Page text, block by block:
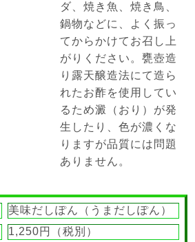
ダ、焼き魚、焼き鳥、
鍋物などに、よく振っ
てからかけてお召し上
がりください。甕壺造
り露天醸造法にて造ら
れたお酢を使用してい
るため澱（おり）が発
生したり、色が濃くな
りますが品質には問題
ありません。
美味だしぽん（うまだしぽん）
1,250円（税別）